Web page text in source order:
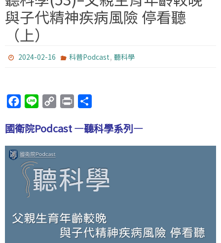
與子代精神疾病風險 停看聽
（上）
2024-02-16 科普Podcast, 聽科學
c
e
b
o
n
e
p
y
n
i
n
國衛院Podcast —聽科學系列—